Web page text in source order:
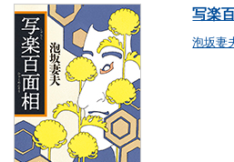
写楽
泡坂妻